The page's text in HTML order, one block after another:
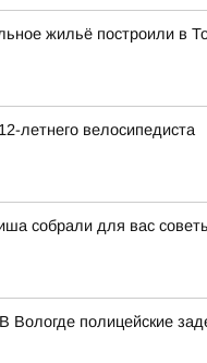
жильё построили в
летнего велосипедиста
собрали для вас
Вологде полицейские